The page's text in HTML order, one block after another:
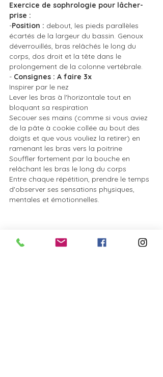
Exercice de sophrologie pour lâcher-
prise :
-Position : debout, les pieds parallèles
écartés de la largeur du bassin. Genoux
déverrouillés, bras relâchés le long du
corps, dos droit et la tête dans le
prolongement de la colonne vertébrale.
- Consignes : A faire 3x
Inspirer par le nez
Lever les bras à l'horizontale tout en
bloquant sa respiration
Secouer ses mains (comme si vous aviez
de la pâte à cookie collée au bout des
doigts et que vous vouliez la retirer) en
ramenant les bras vers la poitrine
Souffler fortement par la bouche en
relâchant les bras le long du corps
Entre chaque répétition, prendre le temps
d'observer ses sensations physiques,
mentales et émotionnelles.